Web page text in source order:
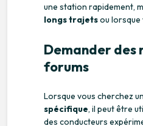
une station rapidement,
longs trajetsou lorsque
Demander des
forums
Lorsque vous cherchez
spécifique, il peut être
des conducteurs